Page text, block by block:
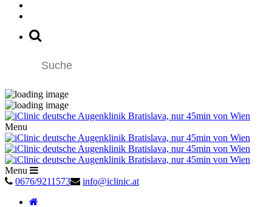
Menu
Menu
0676/9211573
info@iclinic.at